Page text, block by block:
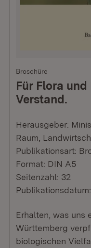
Broschüre
Für Flora
Verstand.
Herausgeber:
Raum,
Publikationsart:
Format: DIN A5
Seitenzahl: 32
Erhalten, was uns
Württemberg
biologischen